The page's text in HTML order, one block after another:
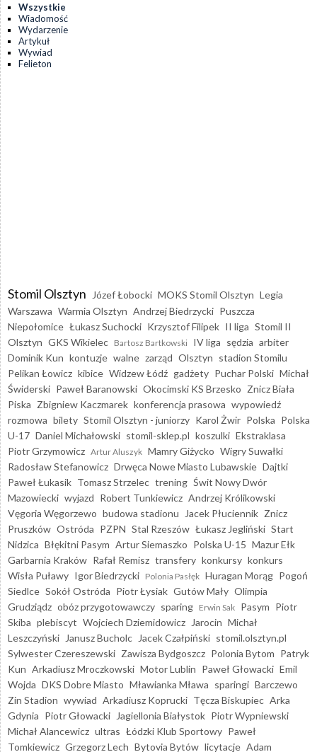
Wszystkie
Wiadomość
Wydarzenie
Artykuł
Wywiad
Felieton
Stomil Olsztyn Józef Łobocki MOKS Stomil Olsztyn Legia
Warszawa Warmia Olsztyn Andrzej Biedrzycki Puszcza
Niepołomice Łukasz Suchocki Krzysztof Filipek II liga Stomil II
Olsztyn GKS Wikielec Bartosz Bartkowski IV liga sędzia arbiter
Dominik Kun kontuzje walne zarząd Olsztyn stadion Stomilu
Pelikan Łowicz kibice Widzew Łódź gadżety Puchar Polski Michał
Świderski Paweł Baranowski Okocimski KS Brzesko Znicz Biała
Piska Zbigniew Kaczmarek konferencja prasowa wypowiedź
rozmowa bilety Stomil Olsztyn - juniorzy Karol Żwir Polska Polska
U-17 Daniel Michałowski stomil-sklep.pl koszulki Ekstraklasa
Piotr Grzymowicz Artur Aluszyk Mamry Giżycko Wigry Suwałki
Radosław Stefanowicz Drwęca Nowe Miasto Lubawskie Dajtki
Paweł Łukasik Tomasz Strzelec trening Świt Nowy Dwór
Mazowiecki wyjazd Robert Tunkiewicz Andrzej Królikowski
Vęgoria Węgorzewo budowa stadionu Jacek Płuciennik Znicz
Pruszków Ostróda PZPN Stal Rzeszów Łukasz Jegliński Start
Nidzica Błękitni Pasym Artur Siemaszko Polska U-15 Mazur Ełk
Garbarnia Kraków Rafał Remisz transfery konkursy konkurs
Wisła Puławy Igor Biedrzycki Polonia Pasłęk Huragan Morąg Pogoń
Siedlce Sokół Ostróda Piotr Łysiak Gutów Mały Olimpia
Grudziądz obóz przygotowawczy sparing Erwin Sak Pasym Piotr
Skiba plebiscyt Wojciech Dziemidowicz Jarocin Michał
Leszczyński
Janusz Bucholc Jacek Czałpiński stomil.olsztyn.pl
Sylwester Czereszewski Zawisza Bydgoszcz Polonia Bytom Patryk
Kun Arkadiusz Mroczkowski Motor Lublin Paweł Głowacki Emil
Wojda DKS Dobre Miasto Mławianka Mława sparingi Barczewo
Zin Stadion wywiad Arkadiusz Koprucki Tęcza Biskupiec Arka
Gdynia Piotr Głowacki Jagiellonia Białystok Piotr Wypniewski
Michał Alancewicz ultras Łódzki Klub Sportowy Paweł
Tomkiewicz Grzegorz Lech Bytovia Bytów licytacje Adam